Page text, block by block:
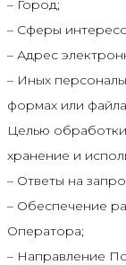
– Город;
– Сферы
– Адрес
– Иных
формах или
Целью обработки
хранение и
– Ответы на
– Обеспечение
Оператора;
– Направление